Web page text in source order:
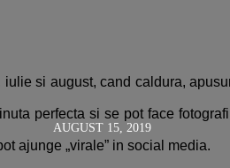
AUGUST 15, 2019
si august, cand caldura,
perfecta si se pot face
ajunge „virale” in social media.